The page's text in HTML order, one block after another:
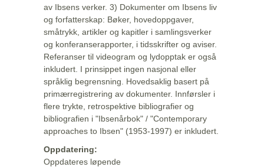
av Ibsens verker. 3) Dokumenter om Ibsens liv
og forfatterskap: Bøker, hovedoppgaver,
småtrykk, artikler og kapitler i samlingsverker
og konferanserapporter, i tidsskrifter og aviser.
Referanser til videogram og lydopptak er også
inkludert. I prinsippet ingen nasjonal eller
språklig begrensning. Hovedsaklig basert på
primærregistrering av dokumenter. Innførsler i
flere trykte, retrospektive bibliografier og
bibliografien i "Ibsenårbok" / "Contemporary
approaches to Ibsen" (1953-1997) er inkludert.
Oppdatering:
Oppdateres løpende